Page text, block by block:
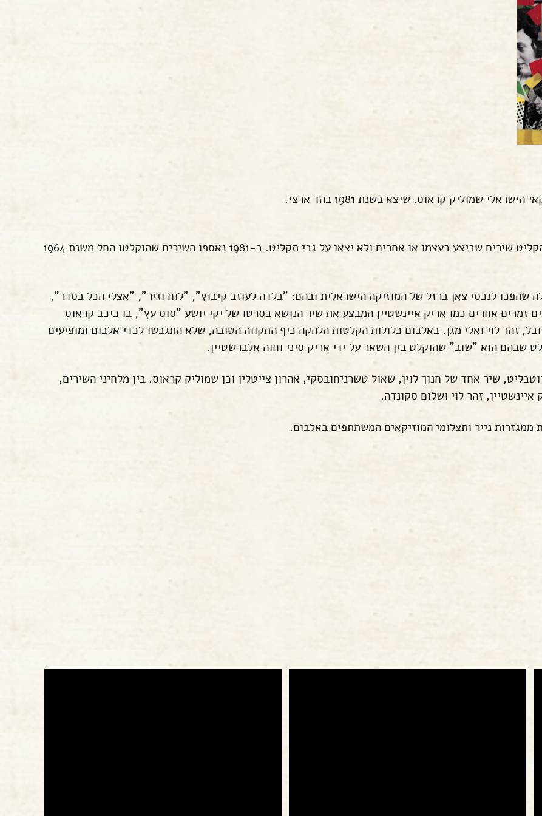
שמוליק קראוס, שיצא בשנת 1981 בהד ארצי.
במהלך שנות ה-70 השתתף קראוס במספר הרכבים והקליט שירים שביצע בעצמו או אחרים ולא יצאו על גבי תקליט. ב-1981 נאספו השירים שהוקלטו החל משנת 1964
שהפכו לנכסי צאן ברזל של המוזיקה הישראלית ובהם: "בלדה לעוזב קיבוץ", "לוח וגיר", "אצלי הכל בסדר",
אחרים כמו אריק איינשטיין המבצע את שיר הנושא בסרטו של יקי יושע "סוס עץ", בו כיכב קראוס
זהר לוי ואלי מגן. באלבום כלולות הקלטות הלהקה כיף התקווה הטובה, שלא התגבשו לכדי אלבום ומופיעים
שבהם הוא "שוב" שהוקלט בין השאר על ידי אריק סיני וחוה אלברשטיין.
שיר אחד של חנוך לוין, שאול טשרניחובסקי, אהרון צייטלין וכן שמוליק קראוס. בין מלחיני השירים,
זהר לוי ושלום סקונדה.
נייר ותצלומי המוזיקאים המשתתפים באלבום.